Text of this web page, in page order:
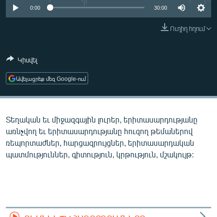
ՄԻՋԱԶԳԱՅԻՆ
ՄԵԿՆԱԲԱՆՈՒԹՅՈՒՆ
ՏՏ ԵՒ ԻՆՏԵՐՆԵՏ
ԿՈՐՈՆԱՎԻՐՈՒՍ
ՏԵՍԱՆՅՈՒԹԵՐ
ԲԱՆԱՎԵՃ
Հայերեն
0:00 30:00
Ուղիղ հղում
Կիսվել
Ավելացրեք մեզ Google-ում
Տեղական եւ միջազգային լուրեր, երիտասարդությանը
առնչվող եւ երիտասարդությանը հուզող թեմաներով
ռեպորտաժներ, հարցազրույցներ, երիտասարդական
պատմություններ, գիտություն, կրթություն, մշակույթ: